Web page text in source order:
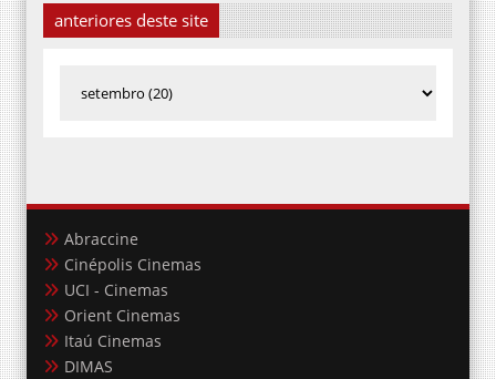
anteriores deste site
Abraccine
Cinépolis Cinemas
UCI - Cinemas
Orient Cinemas
Itaú Cinemas
DIMAS